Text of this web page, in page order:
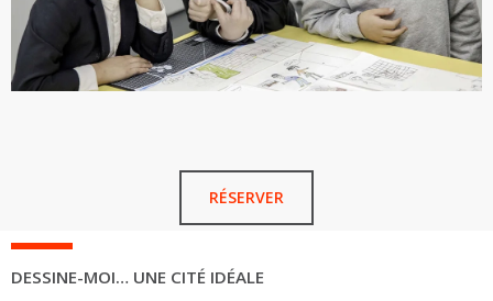
RÉSERVER
DESSINE-MOI… UNE CITÉ IDÉALE